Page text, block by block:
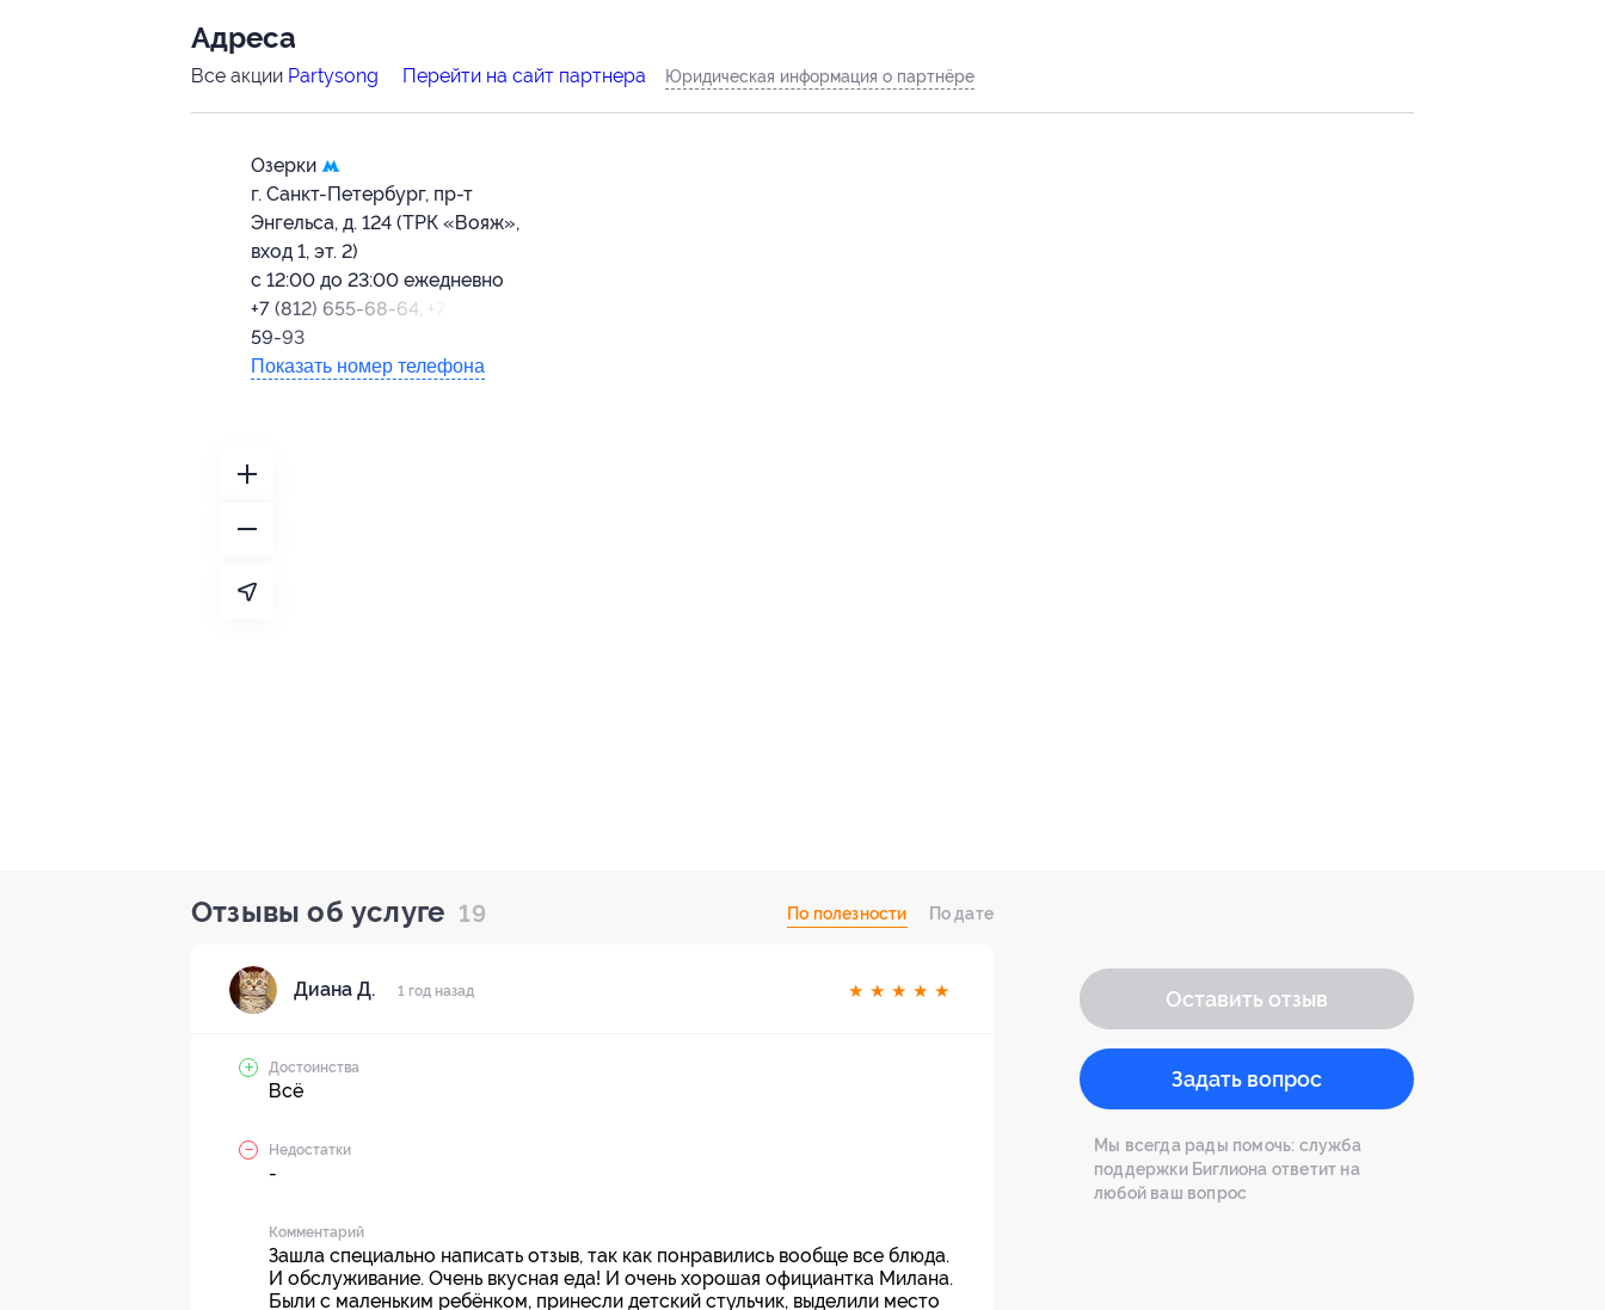
Адресa
Все акции Partysong Перейти на сайт партнера Юридическая информация о партнёре
Озерки
г. Санкт-Петербург, пр-т
Энгельса, д. 124 (ТРК «Вояж»,
вход 1, эт. 2)
с 12:00 до 23:00 ежедневно
+7 (812) 655-68-64, +7 (921) 367-
59-93
Показать номер телефона
Отзывы об услуге 19 По полезности По дате
Диана Д. 1 год назад ★ ★ ★ ★ ★
Достоинства
Всё
Недостатки
-
Комментарий
Зашла специально написать отзыв, так как понравились вообще все блюда.
И обслуживание. Очень вкусная еда! И очень хорошая официантка Милана.
Были с маленьким ребёнком, принесли детский стульчик, выделили место
Оставить отзыв
Задать вопрос
Мы всегда рады помочь: служба
поддержки Биглиона ответит на
любой ваш вопрос